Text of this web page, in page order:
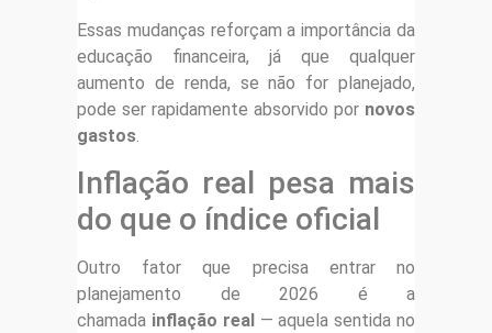
Essas mudanças reforçam a importância da
educação financeira, já que qualquer
aumento de renda, se não for planejado,
pode ser rapidamente absorvido por novos
gastos.
Inflação real pesa mais
do que o índice oficial
Outro fator que precisa entrar no
planejamento de 2026 é a
chamada inflação real — aquela sentida no